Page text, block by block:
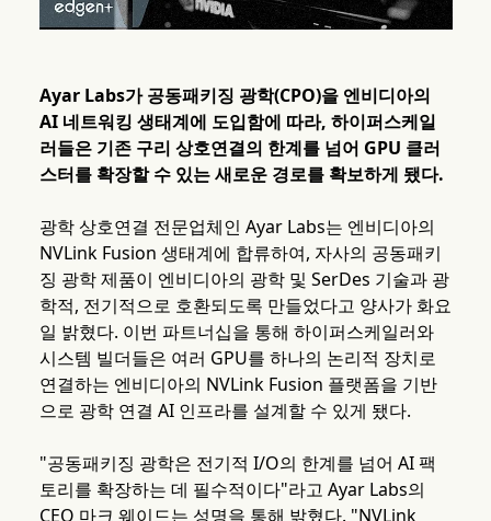
Ayar Labs가 공동패키징 광학(CPO)을 엔비디아의
AI 네트워킹 생태계에 도입함에 따라, 하이퍼스케일
러들은 기존 구리 상호연결의 한계를 넘어 GPU 클러
스터를 확장할 수 있는 새로운 경로를 확보하게 됐다.
광학 상호연결 전문업체인 Ayar Labs는 엔비디아의
NVLink Fusion 생태계에 합류하여, 자사의 공동패키
징 광학 제품이 엔비디아의 광학 및 SerDes 기술과 광
학적, 전기적으로 호환되도록 만들었다고 양사가 화요
일 밝혔다. 이번 파트너십을 통해 하이퍼스케일러와
시스템 빌더들은 여러 GPU를 하나의 논리적 장치로
연결하는 엔비디아의 NVLink Fusion 플랫폼을 기반
으로 광학 연결 AI 인프라를 설계할 수 있게 됐다.
"공동패키징 광학은 전기적 I/O의 한계를 넘어 AI 팩
토리를 확장하는 데 필수적이다"라고 Ayar Labs의
CEO 마크 웨이드는 성명을 통해 밝혔다. "NVLink